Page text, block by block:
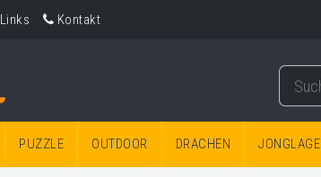
Links Kontakt
PUZZLE OUTDOOR DRACHEN JONGLAGE